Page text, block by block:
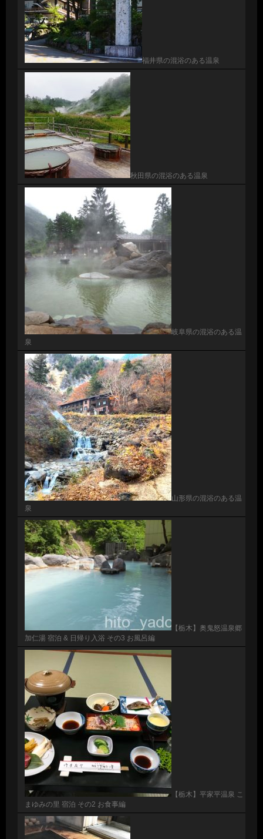
福井県の混浴のある温泉
秋田県の混浴のある温泉
岐阜県の混浴のある温
泉
山形県の混浴のある温
泉
【栃木】奥鬼怒温泉郷
加仁湯 宿泊 & 日帰り入浴 その3 お風呂編
【栃木】平家平温泉 こ
まゆみの里 宿泊 その2 お食事編